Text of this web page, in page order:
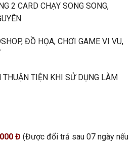
2 CARD CHẠY SONG SONG,
ĐỒ HỌA, CHƠI GAME VI VU,
TIỆN KHI SỬ DỤNG LÀM
Đ (Được đổi trả sau 07 ngày nếu